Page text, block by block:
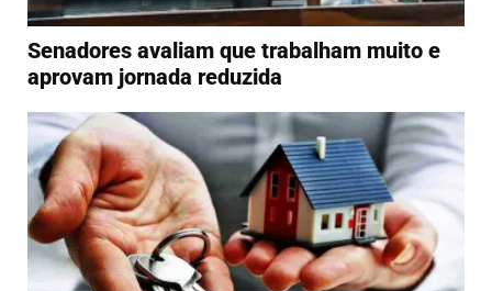
Senadores avaliam que trabalham muito e
aprovam jornada reduzida